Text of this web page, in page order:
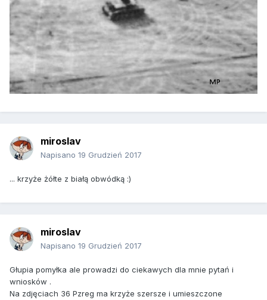
miroslav
Napisano 19 Grudzień 2017
... krzyże żółte z białą obwódką :)
miroslav
Napisano 19 Grudzień 2017
Głupia pomyłka ale prowadzi do ciekawych dla mnie pytań i
wniosków .
Na zdjęciach 36 Pzreg ma krzyże szersze i umieszczone